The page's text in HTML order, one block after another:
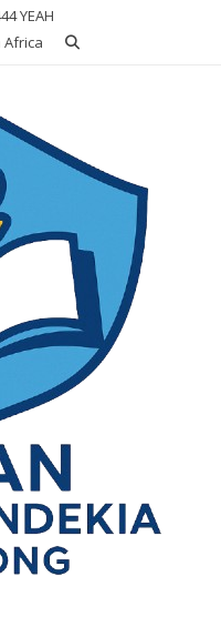
YEAH
Africa